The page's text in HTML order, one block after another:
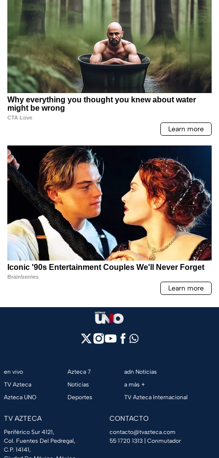
en vivo
TV Azteca
Azteca UNO
Azteca 7
Noticias
Deportes
adn Noticias
a más +
TV Azteca Internacional
TV AZTECA
Periférico Sur 4121,
Col. Fuentes Del Pedregal,
C.P. 14141,
CONTACTO
contacto@tvazteca.com
55 1720 1313 | Conmutador